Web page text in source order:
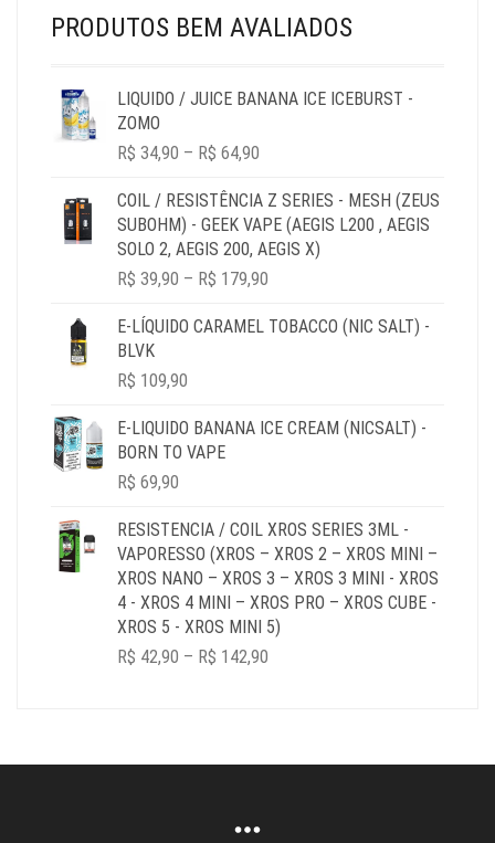
PRODUTOS BEM AVALIADOS
LIQUIDO / JUICE BANANA ICE ICEBURST -
ZOMO
R$ 34,90 – R$ 64,90
R$ 34,90
THROUGH
R$ 64,90
COIL / RESISTÊNCIA Z SERIES - MESH (ZEUS
SUBOHM) - GEEK VAPE (AEGIS L200 , AEGIS
SOLO 2, AEGIS 200, AEGIS X)
R$ 39,90 – R$ 179,90
R$ 39,90
E-LÍQUIDO CARAMEL TOBACCO (NIC SALT) -
BLVK
R$ 109,90
E-LIQUIDO BANANA ICE CREAM (NICSALT) -
BORN TO VAPE
R$ 69,90
RESISTENCIA / COIL XROS SERIES 3ML -
VAPORESSO (XROS – XROS 2 – XROS MINI –
XROS NANO – XROS 3 – XROS 3 MINI - XROS
4 - XROS 4 MINI – XROS PRO – XROS CUBE -
XROS 5 - XROS MINI 5)
R$ 42,90 – R$ 142,90